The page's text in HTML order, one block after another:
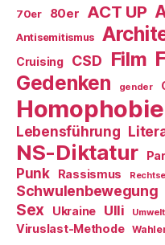
70er 80er ACT UP
Antisemitismus
Cruising CSD Film
Gedenken gender
Homophobie
Lebensführung
NS-Diktatur
Punk
Rassismus
Schwulenbewegung
Sex Ukraine Ulli Umwelt
Viruslast-Methode